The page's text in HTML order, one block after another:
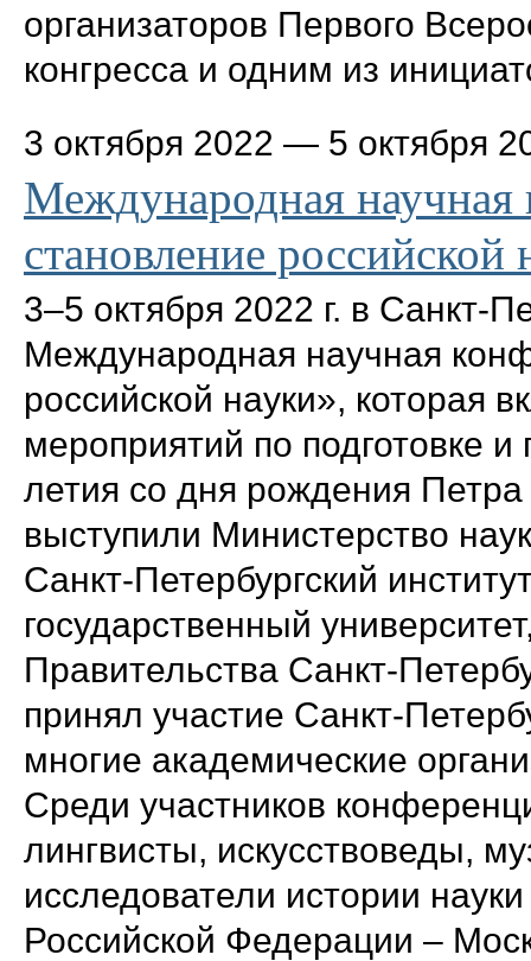
организаторов Первого
конгресса и одним из
3 октября 2022 — 5 октября
Международная
становление российской
3–5 октября 2022 г. в Санкт-
Международная научная
российской науки», которая
мероприятий по подготовке
летия со дня рождения
выступили Министерство
Санкт-Петербургский
государственный
Правительства Санкт-
принял участие Санкт-
многие академические
Среди участников
лингвисты, искусствоведы,
исследователи истории
Российской Федерации –